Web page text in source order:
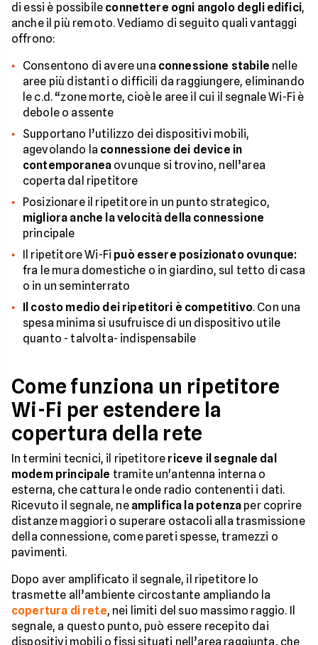
di essi è possibile connettere ogni angolo degli edifici,
anche il più remoto. Vediamo di seguito quali vantaggi
offrono:
Consentono di avere una connessione stabile nelle
aree più distanti o difficili da raggiungere, eliminando
le c.d. “zone morte, cioè le aree il cui il segnale Wi-Fi è
debole o assente
Supportano l’utilizzo dei dispositivi mobili,
agevolando la connessione dei device in
contemporanea ovunque si trovino, nell’area
coperta dal ripetitore
Posizionare il ripetitore in un punto strategico,
migliora anche la velocità della connessione
principale
Il ripetitore Wi-Fi può essere posizionato ovunque:
fra le mura domestiche o in giardino, sul tetto di casa
o in un seminterrato
Il costo medio dei ripetitori è competitivo. Con una
spesa minima si usufruisce di un dispositivo utile
quanto - talvolta- indispensabile
Come funziona un ripetitore
Wi-Fi per estendere la
copertura della rete
In termini tecnici, il ripetitore riceve il segnale dal
modem principale tramite un'antenna interna o
esterna, che cattura le onde radio contenenti i dati.
Ricevuto il segnale, ne amplifica la potenza per coprire
distanze maggiori o superare ostacoli alla trasmissione
della connessione, come pareti spesse, tramezzi o
pavimenti.
Dopo aver amplificato il segnale, il ripetitore lo
trasmette all’ambiente circostante ampliando la
copertura di rete, nei limiti del suo massimo raggio. Il
segnale, a questo punto, può essere recepito dai
dispositivi mobili o fissi situati nell’area raggiunta, che